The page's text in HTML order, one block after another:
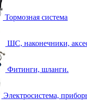
Тормозная система
ШС, наконечники,
Фитинги, шланги.
Электросистема,